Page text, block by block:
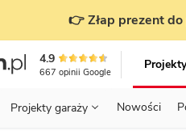
👉 Złap prezent
4.9
667 opinii Google
Projekty garaży Nowości